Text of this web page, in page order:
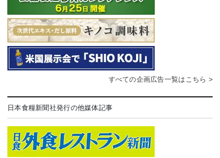
すべての企画広告一覧はこちら >
日本食糧新聞社発行の他媒体記事